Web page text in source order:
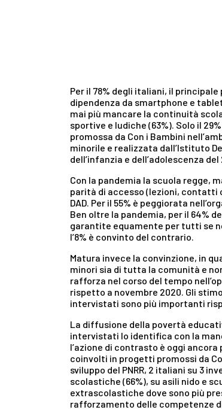
Per il 78% degli italiani, il
dipendenza da smartphone e
mai più mancare la continuità
sportive e ludiche (63%). Solo il
promossa da Con i Bambini
minorile e realizzata dall’Istituto
dell’infanzia e dell’adolescenza del
Con la pandemia la scuola regge,
parità di accesso (lezioni, contatti
DAD. Per il 55% è peggiorata
Ben oltre la pandemia, per il 64%
garantite equamente per tutti se
l’8% è convinto del contrario.
Matura invece la convinzione, in
minori sia di tutta la comunità e
rafforza nel corso del tempo
rispetto a novembre 2020. Gli
intervistati sono più importanti
La diffusione della povertà
intervistati lo identifica con la
l’azione di contrasto è oggi
coinvolti in progetti promossi da
sviluppo del PNRR, 2 italiani su 3
scolastiche (66%), su asili nido e
extrascolastiche dove sono più
rafforzamento delle competenze